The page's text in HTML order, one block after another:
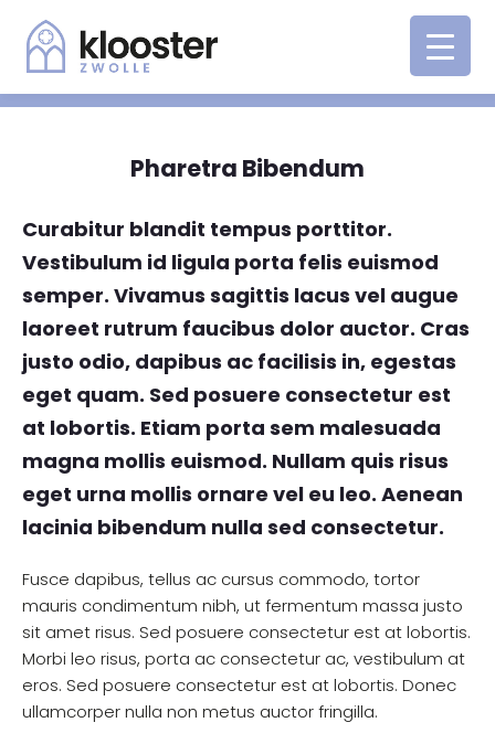
Pharetra Bibendum
Curabitur blandit tempus porttitor.
Vestibulum id ligula porta felis euismod
semper. Vivamus sagittis lacus vel augue
laoreet rutrum faucibus dolor auctor. Cras
justo odio, dapibus ac facilisis in, egestas
eget quam. Sed posuere consectetur est
at lobortis. Etiam porta sem malesuada
magna mollis euismod. Nullam quis risus
eget urna mollis ornare vel eu leo. Aenean
lacinia bibendum nulla sed consectetur.
Fusce dapibus, tellus ac cursus commodo, tortor
mauris condimentum nibh, ut fermentum massa justo
sit amet risus. Sed posuere consectetur est at lobortis.
Morbi leo risus, porta ac consectetur ac, vestibulum at
eros. Sed posuere consectetur est at lobortis. Donec
ullamcorper nulla non metus auctor fringilla.